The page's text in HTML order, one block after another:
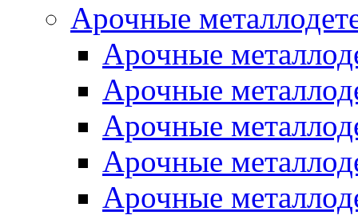
Арочные
Арочные
Арочные
Арочные
Арочные
Арочные